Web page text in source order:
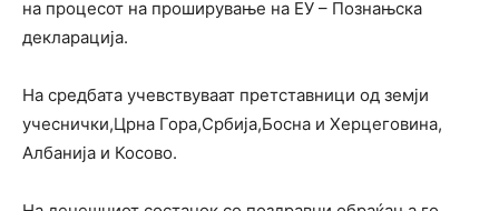
на процесот на проширување на ЕУ – Познањска
декларација.
На средбата учевствуваат претставници од земји
учеснички,Црна Гора,Србија,Босна и Херцеговина,
Албанија и Косово.